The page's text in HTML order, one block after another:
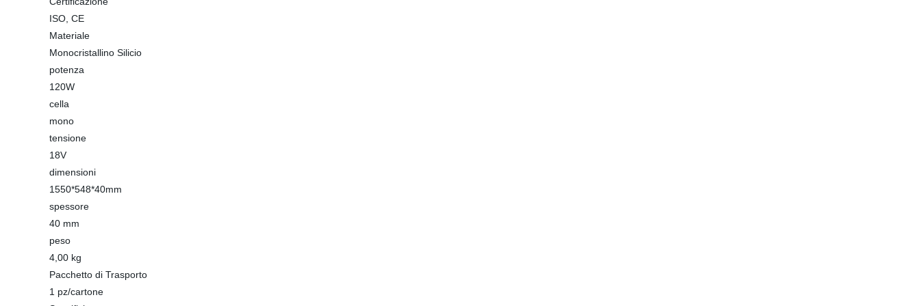
ISO, CE
Materiale
Monocristallino Silicio
potenza
120W
cella
mono
tensione
18V
dimensioni
1550*548*40mm
spessore
40 mm
peso
4,00 kg
Pacchetto di Trasporto
1 pz/cartone